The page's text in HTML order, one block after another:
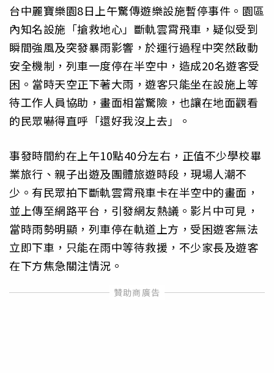
台中麗寶樂園8日上午驚傳遊樂設施暫停事件。園區
內知名設施「搶救地心」斷軌雲霄飛車，疑似受到
瞬間強風及突發暴雨影響，於運行過程中突然啟動
安全機制，列車一度停在半空中，造成20名遊客受
困。當時天空正下著大雨，遊客只能坐在設施上等
待工作人員協助，畫面相當驚險，也讓在地面觀看
的民眾嚇得直呼「還好我沒上去」。
事發時間約在上午10點40分左右，正值不少學校畢
業旅行、親子出遊及團體旅遊時段，現場人潮不
少。有民眾拍下斷軌雲霄飛車卡在半空中的畫面，
並上傳至網路平台，引發網友熱議。影片中可見，
當時雨勢明顯，列車停在軌道上方，受困遊客無法
立即下車，只能在雨中等待救援，不少家長及遊客
在下方焦急關注情況。